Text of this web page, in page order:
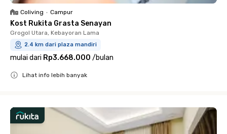
Coliving • Campur
Kost Rukita Grasta Senayan
Grogol Utara, Kebayoran Lama
2.4 km dari plaza mandiri
mulai dari Rp3.668.000 /bulan
Lihat info lebih banyak